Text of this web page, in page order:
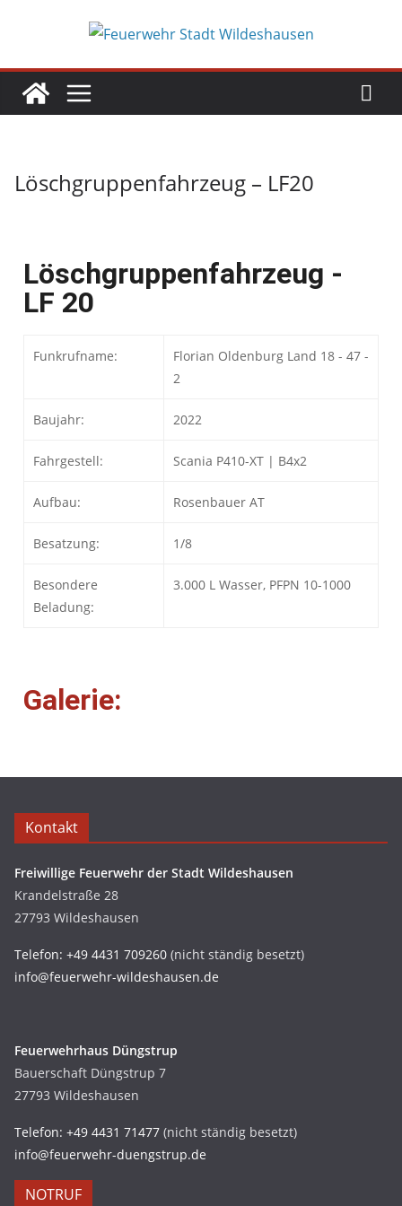
Löschgruppenfahrzeug – LF20
Löschgruppenfahrzeug -
LF 20
Funkrufname:
Florian Oldenburg Land 18 - 47 -
2
Baujahr: 2022
Fahrgestell: Scania P410-XT | B4x2
Aufbau: Rosenbauer AT
Besatzung: 1/8
Besondere
Beladung:
3.000 L Wasser, PFPN 10-1000
Galerie:
Kontakt
Freiwillige Feuerwehr der Stadt Wildeshausen
Krandelstraße 28
27793 Wildeshausen
Telefon: +49 4431 709260 (nicht ständig besetzt)
info@feuerwehr-wildeshausen.de
Feuerwehrhaus Düngstrup
Bauerschaft Düngstrup 7
27793 Wildeshausen
Telefon: +49 4431 71477 (nicht ständig besetzt)
info@feuerwehr-duengstrup.de
NOTRUF